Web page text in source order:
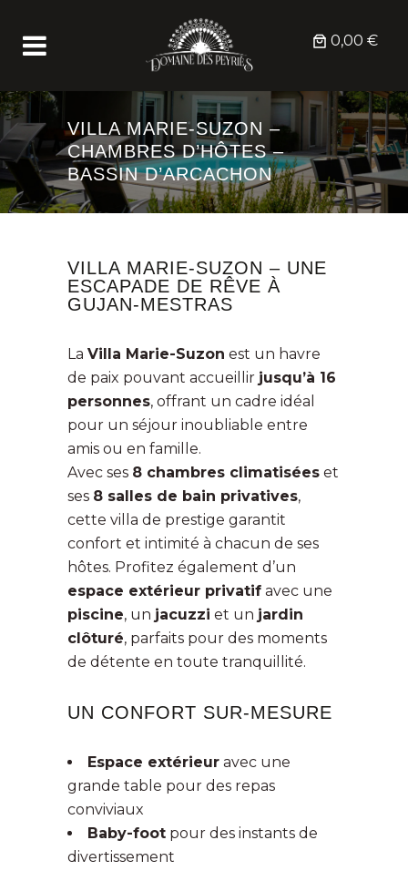
0,00 €
VILLA MARIE-SUZON –
CHAMBRES D’HÔTES –
BASSIN D’ARCACHON
VILLA MARIE-SUZON – UNE
ESCAPADE DE RÊVE À
GUJAN-MESTRAS
La Villa Marie-Suzon est un havre
de paix pouvant accueillir jusqu’à 16
personnes, offrant un cadre idéal
pour un séjour inoubliable entre
amis ou en famille.
Avec ses 8 chambres climatisées et
ses 8 salles de bain privatives,
cette villa de prestige garantit
confort et intimité à chacun de ses
hôtes. Profitez également d’un
espace extérieur privatif avec une
piscine, un jacuzzi et un jardin
clôturé, parfaits pour des moments
de détente en toute tranquillité.
UN CONFORT SUR-MESURE
Espace extérieur avec une
grande table pour des repas
conviviaux
Baby-foot pour des instants de
divertissement